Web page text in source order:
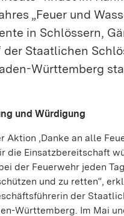
„Feuer und
in Schlössern,
der Staatlichen
Württemberg
und Würdigung
Aktion ‚Danke an alle
die Einsatzbereitschaft
der Feuerwehr jeden
und zu retten“,
der
Württemberg. Im Mai